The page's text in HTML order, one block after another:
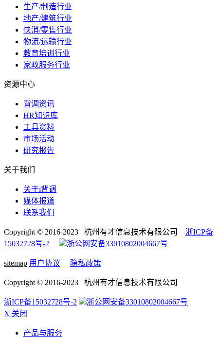
生产/制造行业
地产/建筑行业
快消/零售行业
物流/运输行业
教育培训行业
家政服务行业
资源中心
背调资讯
HR知识库
工具资料
市场活动
研究报告
关于我们
关于i背调
媒体报道
联系我们
Copyright © 2016-2023 杭州有才信息技术有限公司 浙ICP备
15032728号-2
浙公网安备33010802004667号
sitemap 用户协议 隐私政策
Copyright © 2016-2023 杭州有才信息技术有限公司
浙ICP备15032728号-2
浙公网安备33010802004667号
X 关闭
产品与服务